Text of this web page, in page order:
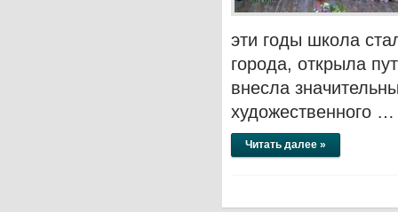
эти годы школа
города, открыла
внесла
художественного …
Читать далее »